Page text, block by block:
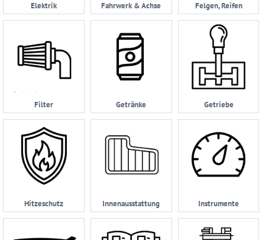
Elektrik Fahrwerk & Achse Felgen, Reifen
Filter Getränke Getriebe
Hitzeschutz Innenausstattung Instrumente